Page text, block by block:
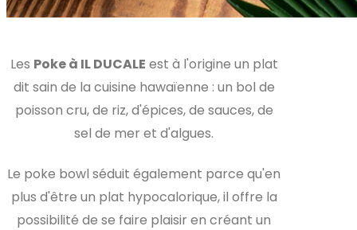
Les Poke à IL DUCALE est à l'origine un plat
dit sain de la cuisine hawaïenne : un bol de
poisson cru, de riz, d'épices, de sauces, de
sel de mer et d'algues.
Le poke bowl séduit également parce qu'en
plus d'être un plat hypocalorique, il offre la
possibilité de se faire plaisir en créant un